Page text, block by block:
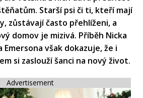
Starší psi či ti, kteří mají
zůstávají často přehlíženi, a
domov je mizivá. Příběh Nicka
však dokazuje, že i
si zaslouží šanci na nový život.
Advertisement